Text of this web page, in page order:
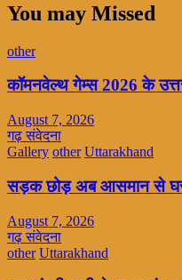
You may Missed
other
कॉमनवेल्थ गेम्स 2026 के
August 7, 2026
गढ़ संवेदना
Gallery other Uttarakhand
सड़क छोड़ अब आसमान से घर
August 7, 2026
गढ़ संवेदना
other Uttarakhand